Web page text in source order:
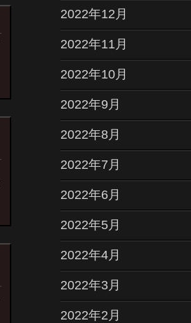
2022年12月
2022年11月
2022年10月
2022年9月
2022年8月
2022年7月
2022年6月
2022年5月
2022年4月
2022年3月
2022年2月